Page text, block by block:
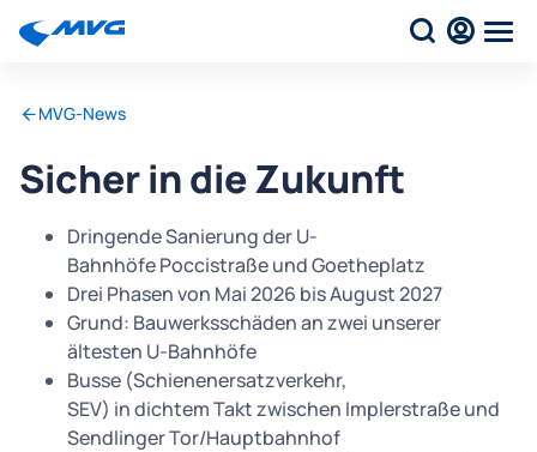
MVG-News
Sicher in die Zukunft
Dringende Sanierung der U-
Bahnhöfe Poccistraße und Goetheplatz
Drei Phasen von Mai 2026 bis August 2027
Grund: Bauwerksschäden an zwei unserer
ältesten U-Bahnhöfe
Busse (Schienenersatzverkehr,
SEV) in dichtem Takt zwischen Implerstraße und
Sendlinger Tor/Hauptbahnhof